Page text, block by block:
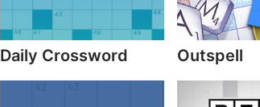
Daily Crossword Outspell